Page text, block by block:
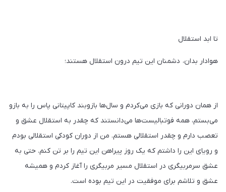
تا ابد استقلال
هوادار بدان، دشمنان این تیم درون استقلال هستند؛
از همان دورانی که بازی می‌کردم و سال‌ها بازوبند کاپیتانی پاس را به بازو
می‌بستم، همه فوتبالیست‌ها می‌دانستند که چقدر به استقلال عشق و
تعصب دارم و چقدر استقلالی هستم. من از دوران کودکی استقلالی بودم
و رویای این را داشتم که یک روز پیراهن این تیم را بر تن کنم. حتی به
عشق سرمربیگری در استقلال مسیر مربیگری را آغاز کردم و همیشه
عشق و تلاشم برای موفقیت در این تیم بوده است.